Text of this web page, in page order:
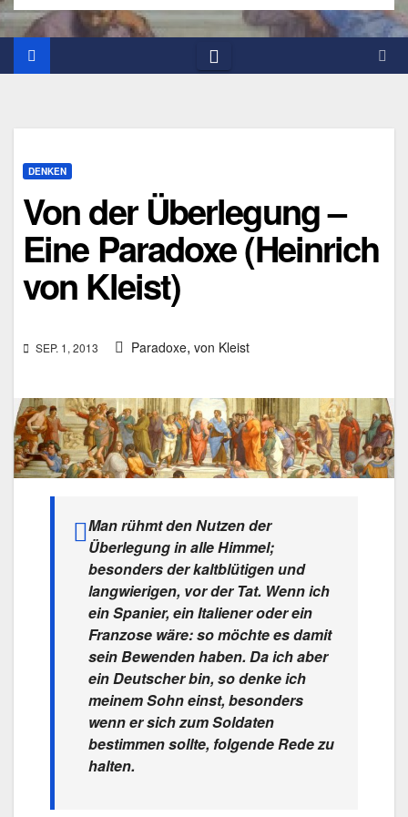
DENKEN
Von der Überlegung –
Eine Paradoxe (Heinrich
von Kleist)
SEP. 1, 2013 Paradoxe, von Kleist
Man rühmt den Nutzen der
Überlegung in alle Himmel;
besonders der kaltblütigen und
langwierigen, vor der Tat. Wenn ich
ein Spanier, ein Italiener oder ein
Franzose wäre: so möchte es damit
sein Bewenden haben. Da ich aber
ein Deutscher bin, so denke ich
meinem Sohn einst, besonders
wenn er sich zum Soldaten
bestimmen sollte, folgende Rede zu
halten.